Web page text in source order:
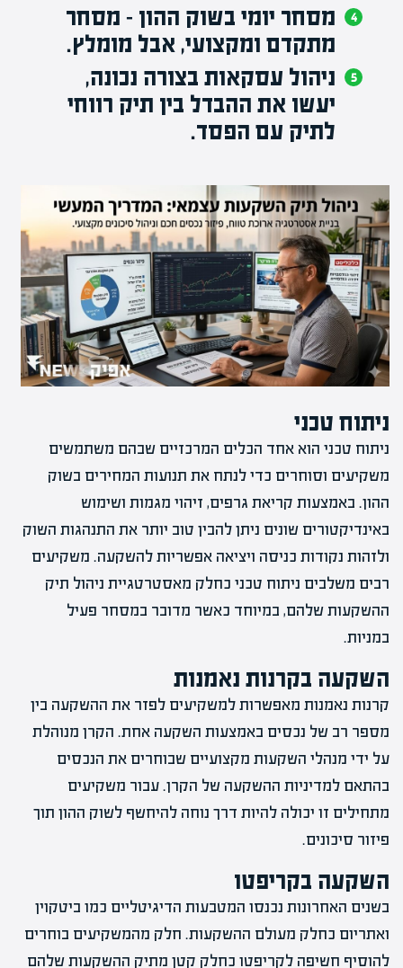
מסחר יומי בשוק ההון – מסחר
מתקדם ומקצועי, אבל מומלץ.
ניהול עסקאות בצורה נכונה,
יעשו את ההבדל בין תיק רווחי
לתיק עם הפסד.
ניתוח טכני
ניתוח טכני הוא אחד הכלים המרכזיים שבהם משתמשים
משקיעים וסוחרים כדי לנתח את תנועות המחירים בשוק
ההון. באמצעות קריאת גרפים, זיהוי מגמות ושימוש
באינדיקטורים שונים ניתן להבין טוב יותר את התנהגות השוק
ולזהות נקודות כניסה ויציאה אפשריות להשקעה. משקיעים
רבים משלבים ניתוח טכני כחלק מאסטרטגיית ניהול תיק
ההשקעות שלהם, במיוחד כאשר מדובר במסחר פעיל
במניות.
השקעה בקרנות נאמנות
קרנות נאמנות מאפשרות למשקיעים לפזר את ההשקעה בין
מספר רב של נכסים באמצעות השקעה אחת. הקרן מנוהלת
על ידי מנהלי השקעות מקצועיים שבוחרים את הנכסים
בהתאם למדיניות ההשקעה של הקרן. עבור משקיעים
מתחילים זו יכולה להיות דרך נוחה להיחשף לשוק ההון תוך
פיזור סיכונים.
השקעה בקריפטו
בשנים האחרונות נכנסו המטבעות הדיגיטליים כמו ביטקוין
ואתריום כחלק מעולם ההשקעות. חלק מהמשקיעים בוחרים
להוסיף חשיפה לקריפטו כחלק קטן מתיק ההשקעות שלהם